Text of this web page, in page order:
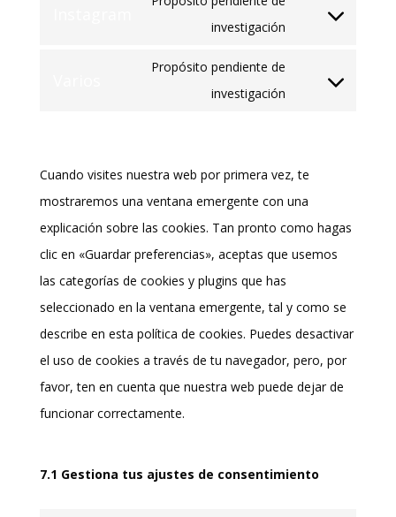
maps
service
investigación
Consent
service
Propósito pendiente de
investigación
Consent
varios
Cuando visites nuestra web por primera vez, te
mostraremos una ventana emergente con una
explicación sobre las cookies. Tan pronto como hagas
clic en «Guardar preferencias», aceptas que usemos
las categorías de cookies y plugins que has
seleccionado en la ventana emergente, tal y como se
describe en esta política de cookies. Puedes desactivar
el uso de cookies a través de tu navegador, pero, por
favor, ten en cuenta que nuestra web puede dejar de
funcionar correctamente.
7.1 Gestiona tus ajustes de consentimiento